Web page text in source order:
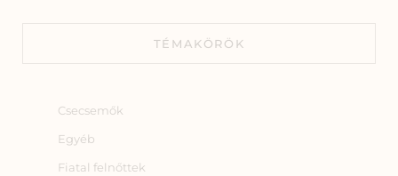
TÉMAKÖRÖK
Csecsemők
Egyéb
Fiatal felnőttek